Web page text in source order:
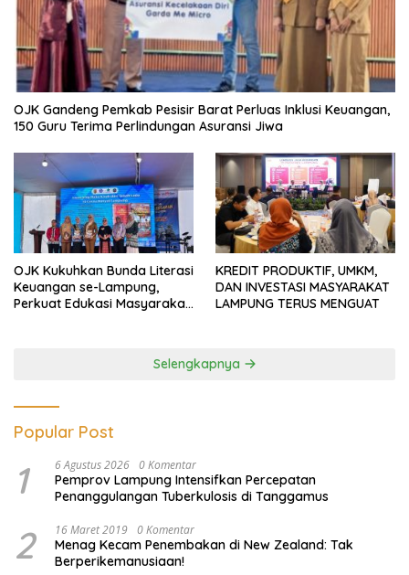
OJK Gandeng Pemkab Pesisir Barat Perluas Inklusi Keuangan,
150 Guru Terima Perlindungan Asuransi Jiwa
OJK Kukuhkan Bunda Literasi
Keuangan se-Lampung,
Perkuat Edukasi Masyarakat
KREDIT PRODUKTIF, UMKM,
DAN INVESTASI MASYARAKAT
LAMPUNG TERUS MENGUAT
Selengkapnya
Popular Post
1 6 Agustus 2026 0 Komentar
Pemprov Lampung Intensifkan Percepatan
Penanggulangan Tuberkulosis di Tanggamus
2 16 Maret 2019 0 Komentar
Menag Kecam Penembakan di New Zealand: Tak
Berperikemanusiaan!